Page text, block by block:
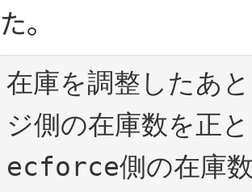
た。
在庫を調整したあ
ジ側の在庫数を正
ecforce側の在庫